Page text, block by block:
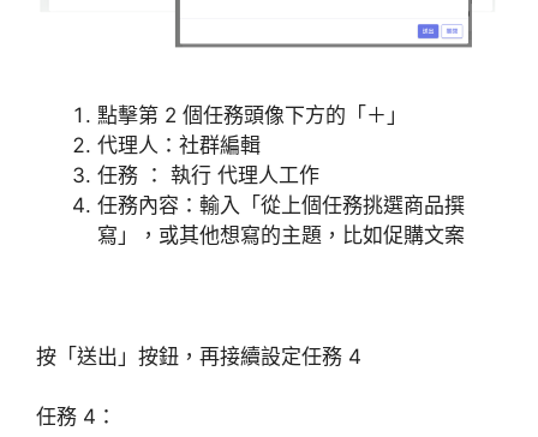
點擊第 2 個任務頭像下方的「＋」
代理人：社群編輯
任務 ： 執行 代理人工作
任務內容：輸入「從上個任務挑選商品撰
寫」，或其他想寫的主題，比如促購文案
按「送出」按鈕，再接續設定任務 4
任務 4：